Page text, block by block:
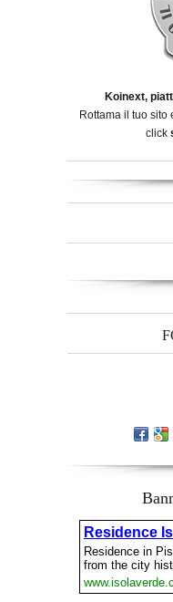
Koinext,
Rottama il tuo sito
click